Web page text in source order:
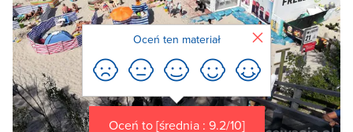
Oceń to [średnia : 9.2/10]
Oceń ten materiał Zamknij